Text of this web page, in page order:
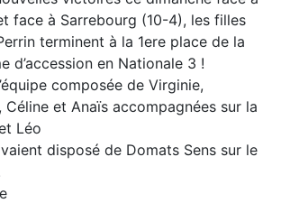
face à Sarrebourg (10-4), les filles
terminent à la 1ere place de la
d’accession en Nationale 3 !
composée de Virginie,
Céline et Anaïs accompagnées sur la
Léo
disposé de Domats Sens sur le